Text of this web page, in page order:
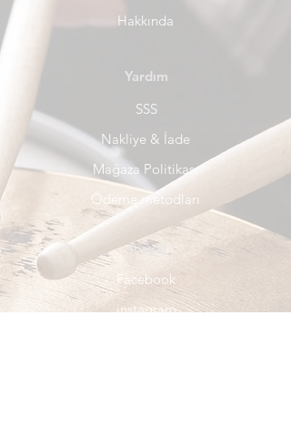
Hakkında
Yardım
SSS
Nakliye & İade
Mağaza Politikası
Ödeme metodları
sosyal
Facebook
instagram